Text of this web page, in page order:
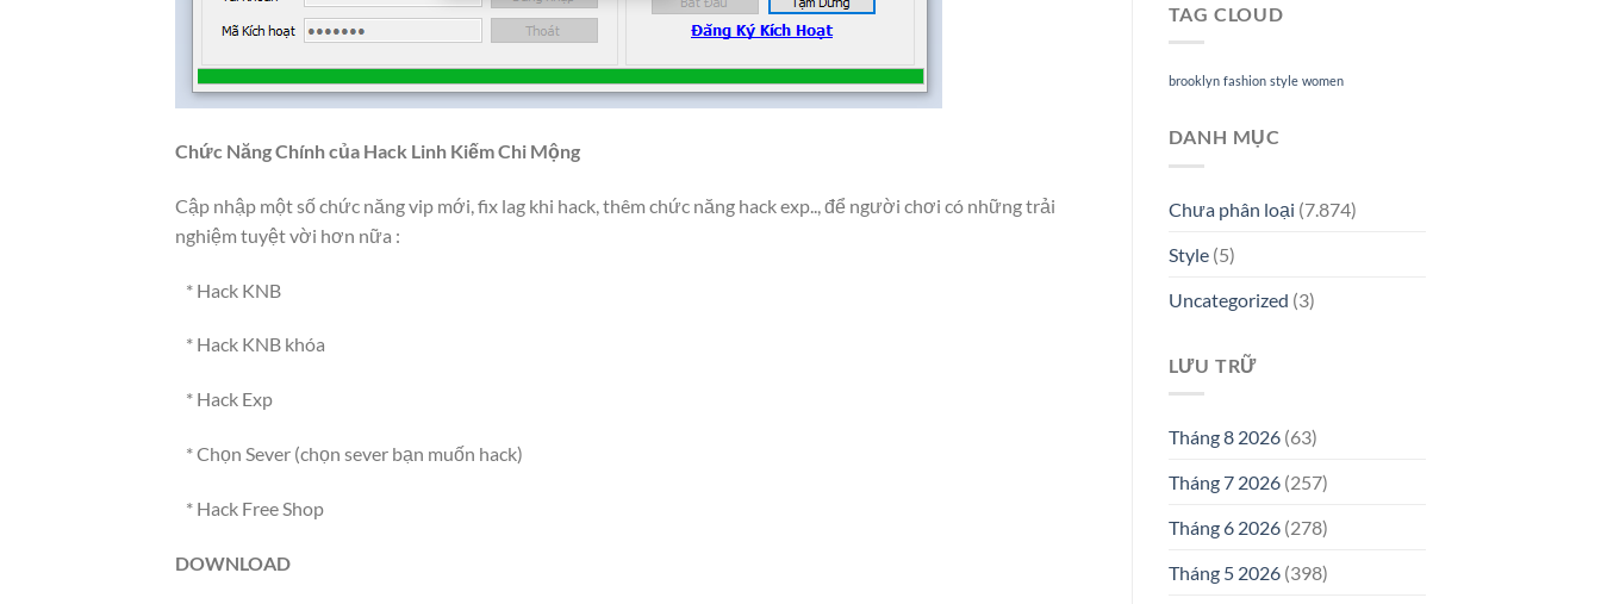
Chức Năng Chính của Hack Linh Kiếm Chi Mộng
Cập nhập một số chức năng vip mới, fix lag khi hack, thêm chức năng hack exp.., để người chơi có những trải
nghiệm tuyệt vời hơn nữa :
* Hack KNB
* Hack KNB khóa
* Hack Exp
* Chọn Sever (chọn sever bạn muốn hack)
* Hack Free Shop
DOWNLOAD
TAG CLOUD
brooklyn fashion style women
DANH MỤC
Chưa phân loại (7.874)
Style(5)
Uncategorized (3)
LƯU TRỮ
Tháng 8 2026(63)
Tháng 7 2026(257)
Tháng 6 2026(278)
Tháng 5 2026(398)